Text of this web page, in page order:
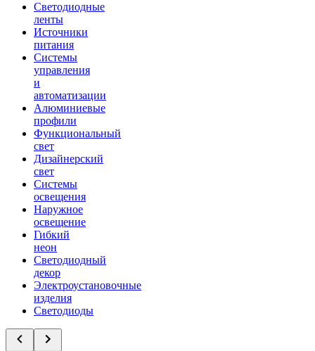
Светодиодные
ленты
Источники
питания
Системы
управления
и
автоматизации
Алюминиевые
профили
Функциональный
свет
Дизайнерский
свет
Системы
освещения
Наружное
освещение
Гибкий
неон
Светодиодный
декор
Электроустановочные
изделия
Светодиоды